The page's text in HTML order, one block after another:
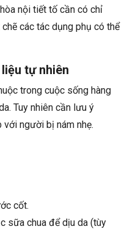
nội tiết tố cần có chỉ
các tác dụng phụ có thể
tự nhiên
trong cuộc sống hàng
Tuy nhiên cần lưu ý
với người bị nám nhẹ.
cốt.
sữa chua để dịu da (tùy